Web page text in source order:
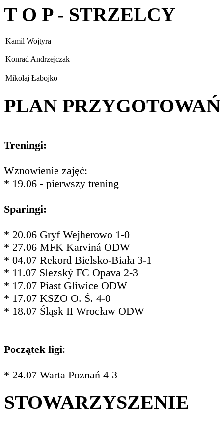
T O P - STRZELCY
Kamil Wojtyra
Konrad Andrzejczak
Mikołaj Łabojko
PLAN PRZYGOTOWAŃ
Treningi:
Wznowienie zajęć:
* 19.06 - pierwszy trening
Sparingi:
* 20.06 Gryf Wejherowo 1-0
* 27.06 MFK Karviná ODW
* 04.07 Rekord Bielsko-Biała 3-1
* 11.07 Slezský FC Opava 2-3
* 17.07 Piast Gliwice ODW
* 17.07 KSZO O. Ś. 4-0
* 18.07 Śląsk II Wrocław ODW
Początek ligi:
* 24.07 Warta Poznań 4-3
STOWARZYSZENIE